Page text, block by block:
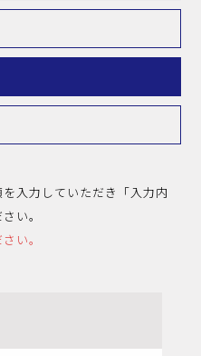
入力していただき「入力内
い。
い。